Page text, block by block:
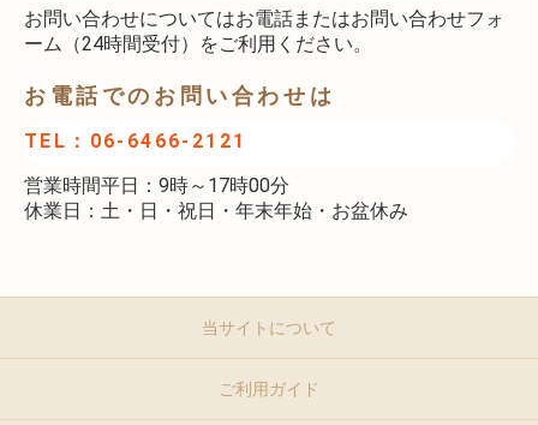
お問い合わせについてはお電話またはお問い合わせフォ
ーム（24時間受付）をご利用ください。
お電話でのお問い合わせは
TEL：06-6466-2121
営業時間平日：9時～17時00分
休業日：土・日・祝日・年末年始・お盆休み
当サイトについて
ご利用ガイド